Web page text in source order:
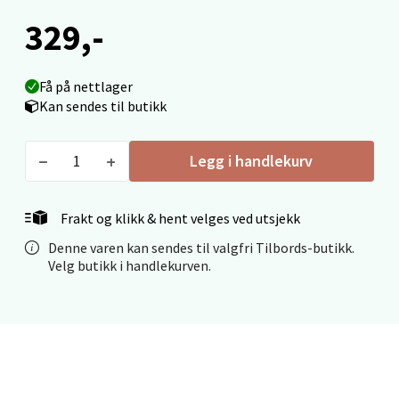
329,-
Få på nettlager
Kan sendes til butikk
Legg i handlekurv
Frakt og klikk & hent velges ved utsjekk
Denne varen kan sendes til valgfri Tilbords-butikk.
Velg butikk i handlekurven.
Fridtjof Nansensgate 22, 8622 Mo i Rana
Åpent i dag 09-19
Ålesund - Thon Senter Moa
Langelandsvegen 25, 6010 Ålesund
Åpent i dag 10-20